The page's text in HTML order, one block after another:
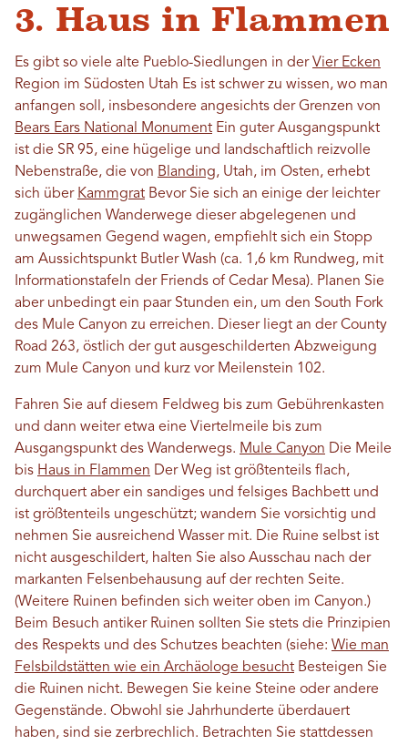
3. Haus in Flammen
Es gibt so viele alte Pueblo-Siedlungen in derVier Ecken
Region im Südosten Utah Es ist schwer zu wissen, wo man
anfangen soll, insbesondere angesichts der Grenzen von
Bears Ears National Monument Ein guter Ausgangspunkt
ist die SR 95, eine hügelige und landschaftlich reizvolle
Nebenstraße, die von Blanding, Utah, im Osten, erhebt
sich über Kammgrat Bevor Sie sich an einige der leichter
zugänglichen Wanderwege dieser abgelegenen und
unwegsamen Gegend wagen, empfiehlt sich ein Stopp
am Aussichtspunkt Butler Wash (ca. 1,6 km Rundweg, mit
Informationstafeln der Friends of Cedar Mesa). Planen Sie
aber unbedingt ein paar Stunden ein, um den South Fork
des Mule Canyon zu erreichen. Dieser liegt an der County
Road 263, östlich der gut ausgeschilderten Abzweigung
zum Mule Canyon und kurz vor Meilenstein 102.
Fahren Sie auf diesem Feldweg bis zum Gebührenkasten
und dann weiter etwa eine Viertelmeile bis zum
Ausgangspunkt des Wanderwegs. Mule Canyon Die Meile
bis Haus in Flammen Der Weg ist größtenteils flach,
durchquert aber ein sandiges und felsiges Bachbett und
ist größtenteils ungeschützt; wandern Sie vorsichtig und
nehmen Sie ausreichend Wasser mit. Die Ruine selbst ist
nicht ausgeschildert, halten Sie also Ausschau nach der
markanten Felsenbehausung auf der rechten Seite.
(Weitere Ruinen befinden sich weiter oben im Canyon.)
Beim Besuch antiker Ruinen sollten Sie stets die Prinzipien
des Respekts und des Schutzes beachten (siehe: Wie man
Felsbildstätten wie ein Archäologe besucht Besteigen Sie
die Ruinen nicht. Bewegen Sie keine Steine ​​oder andere
Gegenstände. Obwohl sie Jahrhunderte überdauert
haben, sind sie zerbrechlich. Betrachten Sie stattdessen